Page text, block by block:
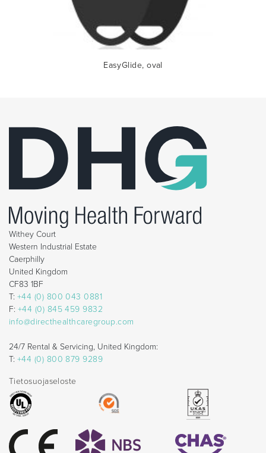
EasyGlide, oval
Withey Court
Western Industrial Estate
Caerphilly
United Kingdom
CF83 1BF
T: +44 (0) 800 043 0881
F: +44 (0) 845 459 9832
info@directhealthcaregroup.com
24/7 Rental & Servicing, United Kingdom:
T: +44 (0) 800 879 9289
Tietosuojaseloste